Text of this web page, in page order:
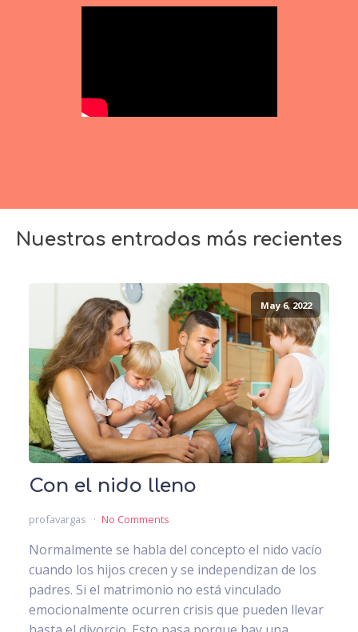
Nuestras entradas más recientes
May 6, 2022
Con el nido lleno
profavargas No Comments
Normalmente se habla del concepto el nido vacío
cuando los hijos crecen y se independizan de los
padres. Si el matrimonio no está vinculado
emocionalmente ocurren crisis que pueden llevar